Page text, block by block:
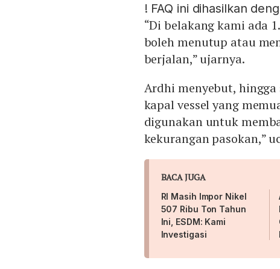
! FAQ ini dihasilkan
“Di belakang kami ada
boleh menutup atau
berjalan,” ujarnya.
Ardhi menyebut,
kapal vessel yang
digunakan untuk
kekurangan pasokan,”
BACA JUGA
RI Masih Impor Nikel
507 Ribu Ton Tahun
Ini, ESDM: Kami
Investigasi